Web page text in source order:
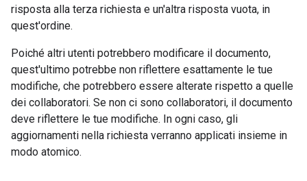
risposta alla terza richiesta e un'altra risposta vuota, in
quest'ordine.
Poiché altri utenti potrebbero modificare il documento,
quest'ultimo potrebbe non riflettere esattamente le tue
modifiche, che potrebbero essere alterate rispetto a quelle
dei collaboratori. Se non ci sono collaboratori, il documento
deve riflettere le tue modifiche. In ogni caso, gli
aggiornamenti nella richiesta verranno applicati insieme in
modo atomico.